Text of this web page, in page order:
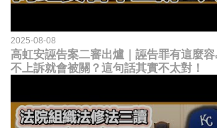
2025-08-08
高虹安誣告案二審出爐｜誣告罪有這麼
不上訴就會被關？這句話其實不太對！